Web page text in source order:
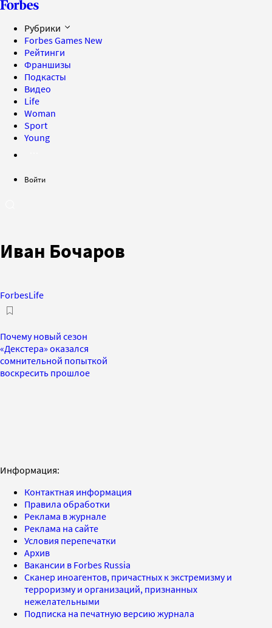
Рубрики
Forbes Games New
Рейтинги
Франшизы
Подкасты
Видео
Life
Woman
Sport
Young
Войти
Иван Бочаров
ForbesLife
Почему новый сезон
«Декстера» оказался
сомнительной попыткой
воскресить прошлое
Информация:
Контактная информация
Правила обработки
Реклама в журнале
Реклама на сайте
Условия перепечатки
Архив
Вакансии в Forbes Russia
Сканер иноагентов, причастных к экстремизму и
терроризму и организаций, признанных
нежелательными
Подписка на печатную версию журнала